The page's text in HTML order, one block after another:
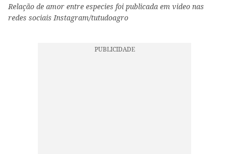
Relação de amor entre especies foi publicada em video nas
redes sociais Instagram/tutudoagro